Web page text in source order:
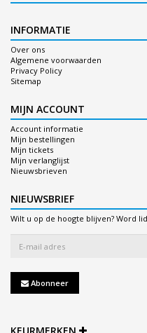
INFORMATIE
Over ons
Algemene voorwaarden
Privacy Policy
Sitemap
MIJN ACCOUNT
Account informatie
Mijn bestellingen
Mijn tickets
Mijn verlanglijst
Nieuwsbrieven
NIEUWSBRIEF
Wilt u op de hoogte blijven? Word
Abonneer